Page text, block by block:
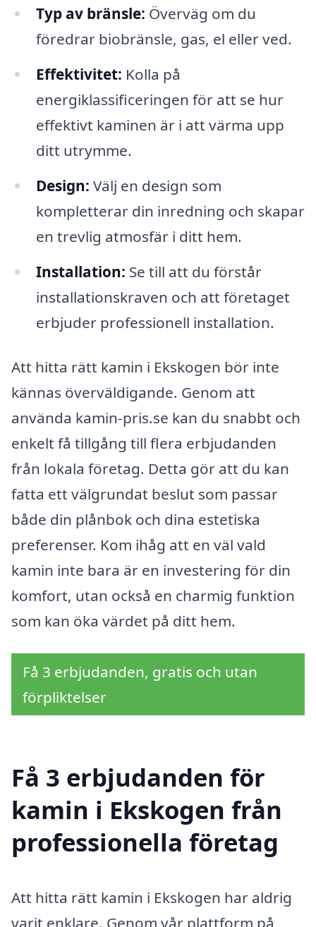
Typ av bränsle: Överväg om du
föredrar biobränsle, gas, el eller ved.
Effektivitet: Kolla på
energiklassificeringen för att se hur
effektivt kaminen är i att värma upp
ditt utrymme.
Design: Välj en design som
kompletterar din inredning och skapar
en trevlig atmosfär i ditt hem.
Installation: Se till att du förstår
installationskraven och att företaget
erbjuder professionell installation.
Att hitta rätt kamin i Ekskogen bör inte
kännas överväldigande. Genom att
använda kamin-pris.se kan du snabbt och
enkelt få tillgång till flera erbjudanden
från lokala företag. Detta gör att du kan
fatta ett välgrundat beslut som passar
både din plånbok och dina estetiska
preferenser. Kom ihåg att en väl vald
kamin inte bara är en investering för din
komfort, utan också en charmig funktion
som kan öka värdet på ditt hem.
Få 3 erbjudanden, gratis och utan
förpliktelser
Få 3 erbjudanden för
kamin i Ekskogen från
professionella företag
Att hitta rätt kamin i Ekskogen har aldrig
varit enklare. Genom vår plattform på